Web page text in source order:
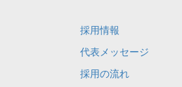
採用情報
代表メッセージ
採用の流れ